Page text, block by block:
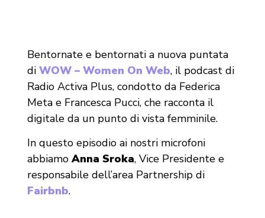
Bentornate e bentornati a nuova puntata
di WOW – Women On Web, il podcast di
Radio Activa Plus, condotto da Federica
Meta e Francesca Pucci, che racconta il
digitale da un punto di vista femminile.
In questo episodio ai nostri microfoni
abbiamoAnna Sroka, Vice Presidente e
responsabile dell’area Partnership di
Fairbnb.